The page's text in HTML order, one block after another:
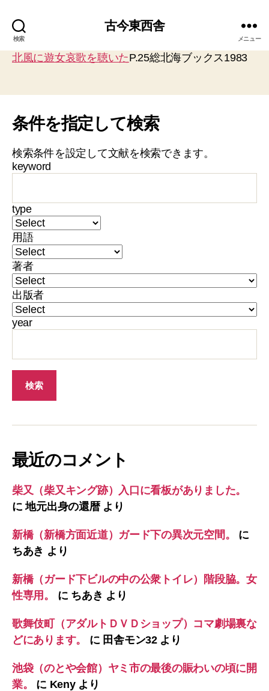
検索
古今東西舎
メニュー
北風に遊女哀歌を聴いたP.25総北海ブックス1983
条件を指定して検索
検索条件を設定して文献を検索できます。
keyword
type
用語
著者
出版者
year
最近のコメント
柴又（柴又キング跡）入口に看板がありました。
に地元出身の還暦より
新橋（新橋方面近道）ガード下の異次元空間。
に
ちあき より
新橋（ガード下ビルの中の公衆トイレ）階段脇。女
性専用。
に ちあき より
歌舞伎町（アダルトＤＶＤショップ）コマ劇場裏な
どにあります。
に 田舎モン32より
池袋（のとや会館）ヤミ市の最後の賑わいの頃に開
業。
に Kenyより